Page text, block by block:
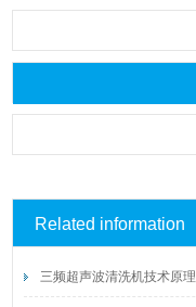
Related information
三频超声波清洗机技术原理